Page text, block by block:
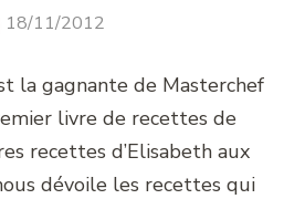
18/11/2012
la gagnante de Masterchef
livre de recettes de
recettes d’Elisabeth aux
dévoile les recettes qui